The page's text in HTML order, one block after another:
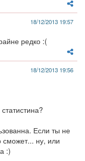
18/12/2013 19:57
редко :(
18/12/2013 19:56
Если ты не
сможет... ну, или
:)